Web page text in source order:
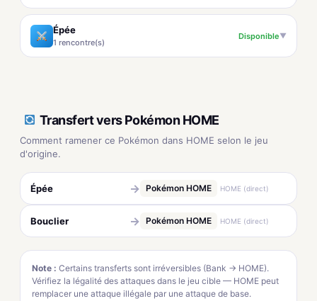
Épée
1 rencontre(s)
Disponible▼
Transfert vers Pokémon HOME
Comment ramener ce Pokémon dans HOME selon le jeu
d'origine.
Épée → Pokémon HOME HOME (direct)
Bouclier → Pokémon HOME HOME (direct)
Note : Certains transferts sont irréversibles (Bank → HOME).
Vérifiez la légalité des attaques dans le jeu cible — HOME peut
remplacer une attaque illégale par une attaque de base.